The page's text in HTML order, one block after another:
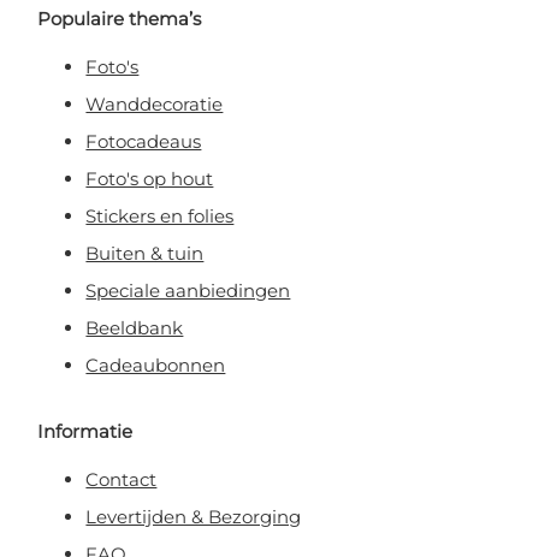
Populaire thema’s
Foto's
Wanddecoratie
Fotocadeaus
Foto's op hout
Stickers en folies
Buiten & tuin
Speciale aanbiedingen
Beeldbank
Cadeaubonnen
Informatie
Contact
Levertijden & Bezorging